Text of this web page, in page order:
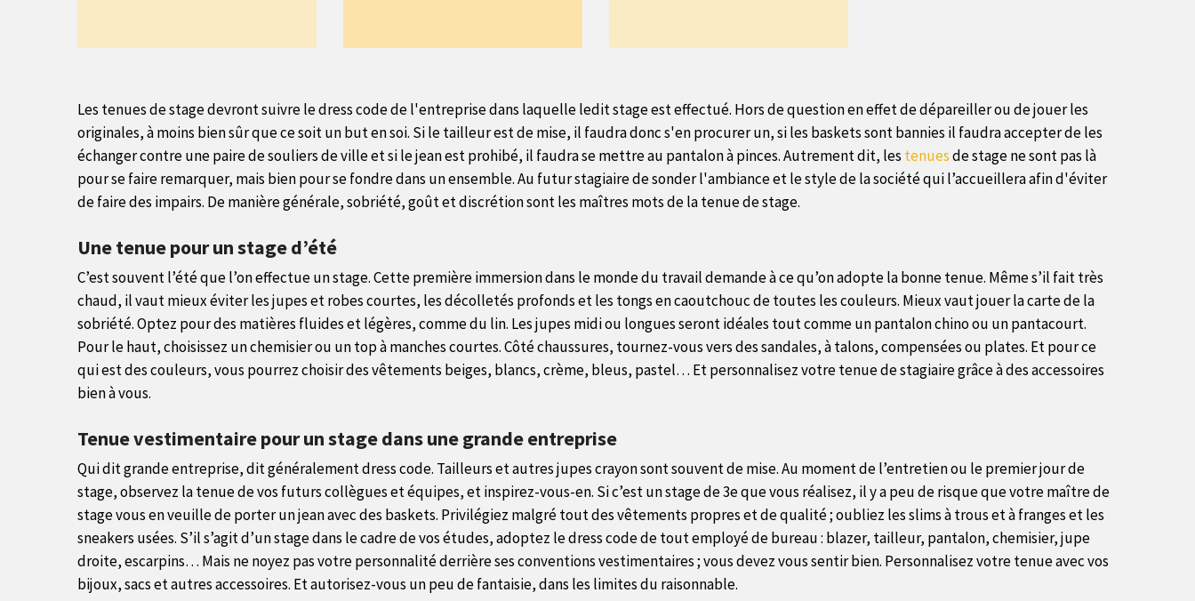
Les tenues de stage devront suivre le dress code de l'entreprise dans laquelle ledit stage est effectué. Hors de question en effet de dépareiller ou de jouer les
originales, à moins bien sûr que ce soit un but en soi. Si le tailleur est de mise, il faudra donc s'en procurer un, si les baskets sont bannies il faudra accepter de les
échanger contre une paire de souliers de ville et si le jean est prohibé, il faudra se mettre au pantalon à pinces. Autrement dit, les tenuesde stage ne sont pas là
pour se faire remarquer, mais bien pour se fondre dans un ensemble. Au futur stagiaire de sonder l'ambiance et le style de la société qui l’accueillera afin d'éviter
de faire des impairs. De manière générale, sobriété, goût et discrétion sont les maîtres mots de la tenue de stage.
Une tenue pour un stage d’été
C’est souvent l’été que l’on effectue un stage. Cette première immersion dans le monde du travail demande à ce qu’on adopte la bonne tenue. Même s’il fait très
chaud, il vaut mieux éviter les jupes et robes courtes, les décolletés profonds et les tongs en caoutchouc de toutes les couleurs. Mieux vaut jouer la carte de la
sobriété. Optez pour des matières fluides et légères, comme du lin. Les jupes midi ou longues seront idéales tout comme un pantalon chino ou un pantacourt.
Pour le haut, choisissez un chemisier ou un top à manches courtes. Côté chaussures, tournez-vous vers des sandales, à talons, compensées ou plates. Et pour ce
qui est des couleurs, vous pourrez choisir des vêtements beiges, blancs, crème, bleus, pastel… Et personnalisez votre tenue de stagiaire grâce à des accessoires
bien à vous.
Tenue vestimentaire pour un stage dans une grande entreprise
Qui dit grande entreprise, dit généralement dress code. Tailleurs et autres jupes crayon sont souvent de mise. Au moment de l’entretien ou le premier jour de
stage, observez la tenue de vos futurs collègues et équipes, et inspirez-vous-en. Si c’est un stage de 3e que vous réalisez, il y a peu de risque que votre maître de
stage vous en veuille de porter un jean avec des baskets. Privilégiez malgré tout des vêtements propres et de qualité ; oubliez les slims à trous et à franges et les
sneakers usées. S’il s’agit d’un stage dans le cadre de vos études, adoptez le dress code de tout employé de bureau : blazer, tailleur, pantalon, chemisier, jupe
droite, escarpins… Mais ne noyez pas votre personnalité derrière ses conventions vestimentaires ; vous devez vous sentir bien. Personnalisez votre tenue avec vos
bijoux, sacs et autres accessoires. Et autorisez-vous un peu de fantaisie, dans les limites du raisonnable.